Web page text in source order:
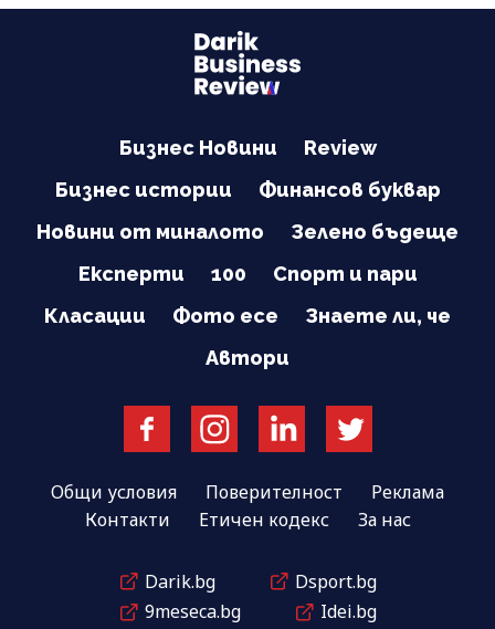
Бизнес Новини
Review
Бизнес истории
Финансов буквар
Новини от миналото
Зелено бъдеще
Експерти
100
Спорт и пари
Класации
Фото есе
Знаете ли, че
Автори
Общи условия Поверителност
Реклама
Контакти
Етичен кодекс За нас
Darik.bg
Dsport.bg
9meseca.bg
Idei.bg